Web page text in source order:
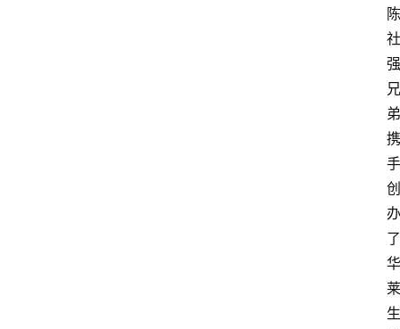
陈
社
强
兄
弟
携
手
创
办
了
华
莱
生